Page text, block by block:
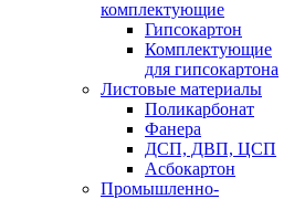
комплектующие
Гипсокартон
Комплектующие
для гипсокартона
Листовые материалы
Поликарбонат
Фанера
ДСП, ДВП, ЦСП
Асбокартон
Промышленно-